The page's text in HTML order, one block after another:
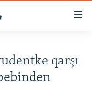
qarşı